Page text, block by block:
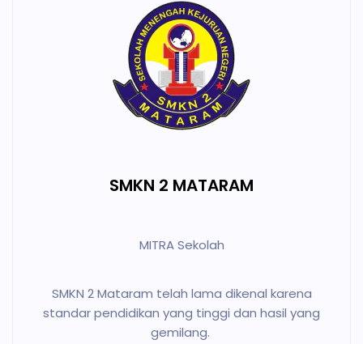
SMKN 2 MATARAM
MITRA Sekolah
SMKN 2 Mataram telah lama dikenal karena
standar pendidikan yang tinggi dan hasil yang
gemilang.